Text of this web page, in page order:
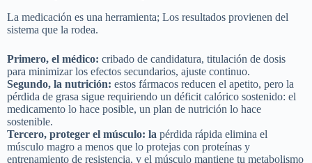
investigan un medicamento GLP-1 encuentran que un programa
supervisado basado en uno ya consolidado cumple bien sus
objetivos.
El proceso es el mismo: evaluación → protocolo personalizado con
titulación → apoyo nutricional y metabólico → monitorización
continua. Más información:Semaglutida en Tijuana.
Qué es lo que realmente hace que estos medicamentos funcionen
La medicación es una herramienta; Los resultados provienen del
sistema que la rodea.